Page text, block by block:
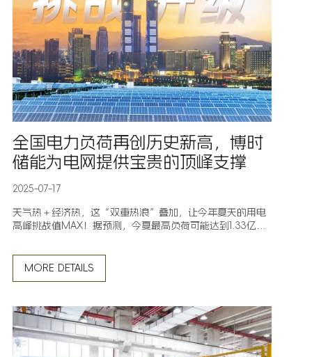
全国电力负荷再创历史新高，博时
储能为电网提供宝贵的顶峰支撑
2025-07-17
天气热＋经济热，这“双重热浪”叠加，让今年夏天的用电
高峰挑战值MAX！据预测，今夏最高负荷可能达到1.33亿千
MORE DETAILS